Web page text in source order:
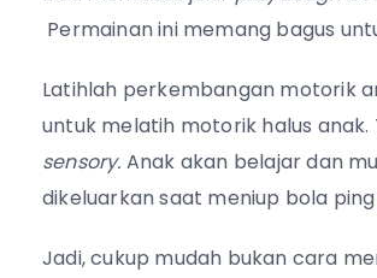
Permainan ini memang bagus
Latihlah perkembangan motorik
untuk melatih motorik halus
sensory. Anak akan belajar dan
dikeluarkan saat meniup bola
Jadi, cukup mudah bukan cara